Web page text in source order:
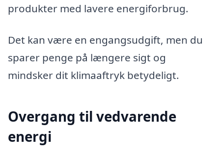
produkter med lavere energiforbrug.
Det kan være en engangsudgift, men du
sparer penge på længere sigt og
mindsker dit klimaaftryk betydeligt.
Overgang til vedvarende
energi